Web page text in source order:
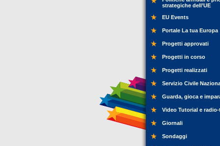
strategiche dell’UE
EU Events
Portale La tua Europa
Progetti approvati
Progetti in corso
Progetti realizzati
Servizio Civile
Guarda, gioca e
Video Tutorial e
Giornali
Sondaggi